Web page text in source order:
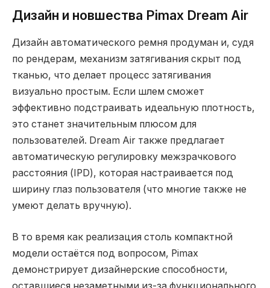
Дизайн и новшества Pimax Dream Air
Дизайн автоматического ремня продуман и, судя
по рендерам, механизм затягивания скрыт под
тканью, что делает процесс затягивания
визуально простым. Если шлем сможет
эффективно подстраивать идеальную плотность,
это станет значительным плюсом для
пользователей. Dream Air также предлагает
автоматическую регулировку межзрачкового
расстояния (IPD), которая настраивается под
ширину глаз пользователя (что многие также не
умеют делать вручную).
В то время как реализация столь компактной
модели остаётся под вопросом, Pimax
демонстрирует дизайнерские способности,